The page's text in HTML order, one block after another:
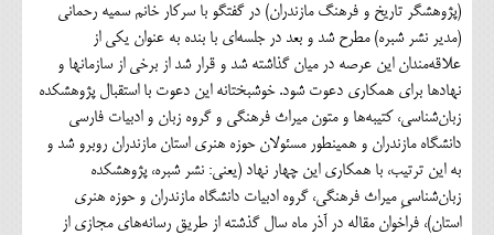
(پژوهشگر تاریخ و فرهنگ مازندران) در گفتگو با سرکار خانم سمیه رحمانی
(مدیر نشر شبره) مطرح شد و بعد در جلسه‌ای با بنده به عنوان یکی از
علاقه‌مندان این عرصه در میان گذاشته شد و قرار شد از برخی از سازمانها و
نهادها برای همکاری دعوت شود. خوشبختانه این دعوت با استقبال پژوهشکده
زبان‌شناسی، کتیبه‌ها و متون میراث فرهنگی و گروه زبان و ادبیات فارسی
دانشگاه مازندران و همینطور مسئولان حوزه هنری استان مازندران روبرو شد و
به این ترتیب، با همکاری این چهار نهاد (یعنی: نشر شبره، پژوهشکده
زبان‌شناسیِ میراث فرهنگی، گروه ادبیات دانشگاه مازندران و حوزه هنری
استان)، فراخوان مقاله در آذر ماه سال گذشته از طریق رسانه‌های مجازی از